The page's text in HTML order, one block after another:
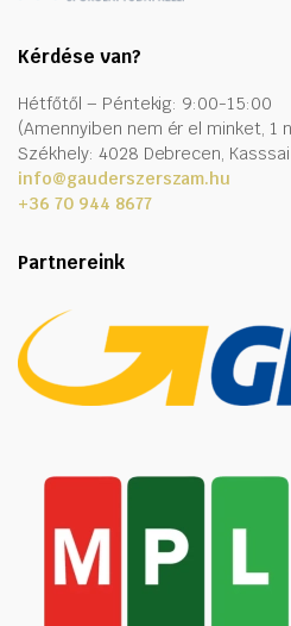
Kérdése van?
Hétfőtől – Péntekig: 9:00-15:00
(Amennyiben nem ér el minket, 1
Székhely: 4028 Debrecen, Kasssai
info@gauderszerszam.hu
+36 70 944 8677
Partnereink